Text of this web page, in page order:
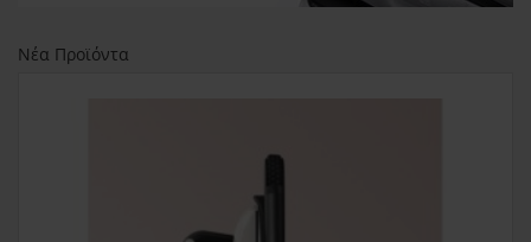
Νέα Προϊόντα